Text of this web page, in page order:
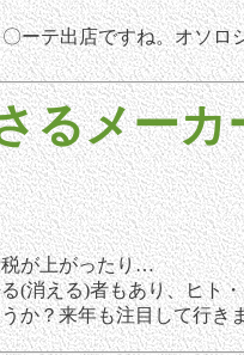
ーテ出店ですね。オソロ
るメーカ
税が上がったり…
(消える)者もあり、ヒト
か？来年も注目して行き